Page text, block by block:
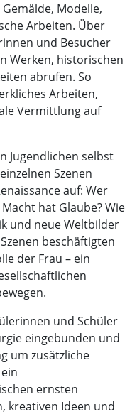
Modelle,
Arbeiten. Über
und Besucher
Werken, historischen
abrufen. So
Arbeiten,
Vermittlung auf
Jugendlichen selbst
Szenen
auf: Wer
hat Glaube? Wie
und neue Weltbilder
beschäftigten
der Frau – ein
und Schüler
eingebunden und
um zusätzliche
ernsten
kreativen Ideen und